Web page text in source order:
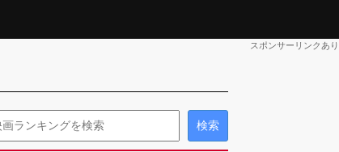
スポンサーリンクあり